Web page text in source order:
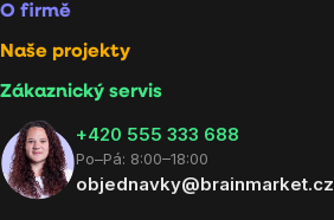
O firmě
Naše projekty
Zákaznický servis
‭+420 555 333 688
Po–Pá: 8:00–18:00
objednavky@brainmarket.cz